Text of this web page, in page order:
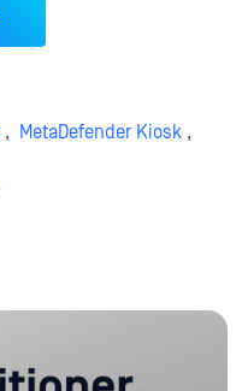
, MetaDefender Kiosk ,